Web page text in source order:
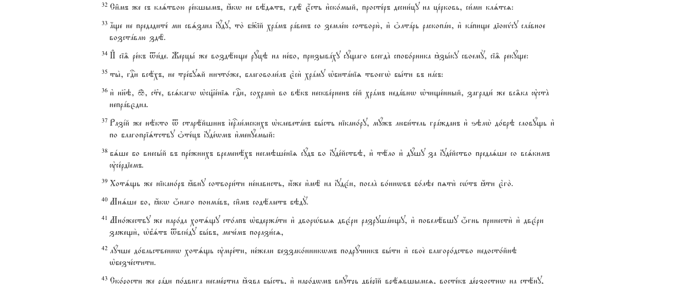
32 Си6мъ же съ клsтвою ре1кшымъ, ћкw не вёдzтъ, гдЁ є4сть и3ско1мый, просте1ръ десни1цу на це1рковь, си1ми клsтсz:
33 ѓще не предадите1 ми свsзана їyду, то2 б9ій хрaмъ рaвенъ со земле1ю сотворю2, и3 nлтaрь раскопaю, и3 кaпище діонv1су слaвное
возстaвлю здЁ.
34 И# сі‰ ре1къ tи1де. Жерцы1 же воздёюще рyцэ на не1бо, призывaху сyщаго всегдA спобо1рника kзы1ку своемY, сі‰ рекyще:
35 ты2, гDи всёхъ, не тре1буzй ничто1же, благоволи1лъ є3си2 хрaму њбитaніz твоегw2 бы1ти въ нaсъ:
36 и3 нн7э, q, с™е, всsкагw њсщ7е1ніz гDи, сохрани2 во вёкъ нескве1рненъ се1й хрaмъ недaвнw њчище1нный, загради1 же вс‰ка ўстA
непрaвєдна.
37 Разjй же нёкто t старёйшинъ їеrли1мскихъ њклеветaнъ бы1сть нікано1ру, мyжъ люби1тель грaжданъ и3 ѕэлw2 до1брэ словyщь и3
по благопріsтству nте1цъ їуде1wмъ и3менyемый:
38 бsше бо внесы1й въ пре1жнихъ временёхъ несмэше1ніz сyдъ во їуде1йствэ, и3 тёло и3 дyшу за їуде1йство предаsше со всsкимъ
ўсе1рдіемъ.
39 Хотsщь же нікано1ръ ћвну сотвори1ти не1нависть, ю4же и3мЁ на їудє1и, послA во1инwвъ бо1лэе пzти2 сHтъ ћти є3го2.
40 Мнsше бо, ћкw џнаго поимaвъ, си6мъ содёлаетъ бэдY.
41 Мно1жеству же наро1да хотsщу сто1лпъ њбдержaти и3 дворHвыz двє1ри разрушaющу, и3 повелёвшу џгнь принести2 и3 двє1ри
зажещи2, њб8sтъ tвсю1ду бы1въ, мече1мъ порази1сz,
42 лyчше до1бльственнw хотsщь ўмре1ти, не1жели беззако1нникwмъ подрyчникъ бы1ти и3 свое2 благоро1дство недосто1йнэ
њбезче1стити.
43 Ско1рости же рaди по1двига несме1ртна ћзва бы1сть, и3 наро1дwмъ внyтрь две1рій врёzвшымсz, восте1къ де1рзостнw на стёну,